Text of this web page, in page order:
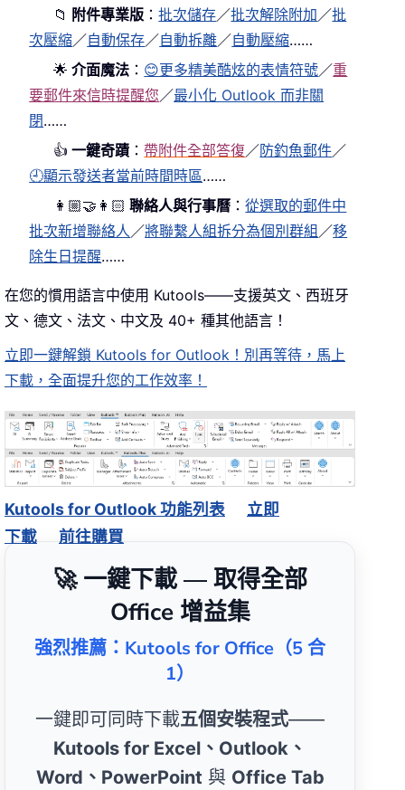
📁 附件專業版 ：批次儲存／批次解除附加／批
次壓縮／自動保存／自動拆離／自動壓縮……
🌟 介面魔法 ： 😊更多精美酷炫的表情符號／重
要郵件來信時提醒您／最小化 Outlook 而非關
閉……
👍 一鍵奇蹟 ： 帶附件全部答復／防釣魚郵件／
🕘顯示發送者當前時間時區……
👩🏼‍🤝‍👩🏻 聯絡人與行事曆 ：從選取的郵件中
批次新增聯絡人／將聯繫人組拆分為個別群組 ／移
除生日提醒……
在您的慣用語言中使用 Kutools——支援英文、西班牙
文、德文、法文、中文及 40+ 種其他語言！
立即一鍵解鎖 Kutools for Outlook！別再等待，馬上
下載，全面提升您的工作效率！
Kutools for Outlook 功能列表
立即
下載
前往購買
🚀 一鍵下載 — 取得全部
Office 增益集
強烈推薦：Kutools for Office（5 合
1）
一鍵即可同時下載五個安裝程式——
Kutools for Excel、Outlook、
Word、PowerPoint 與 Office Tab